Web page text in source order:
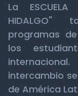
La ESCUELA
HIDALGO"
programas
los
intercambio
de América